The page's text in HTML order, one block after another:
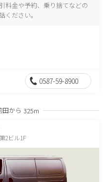
料金や予約、乗り捨てなどの
ださい。
0587-59-8900
から 325m
2ビル1F